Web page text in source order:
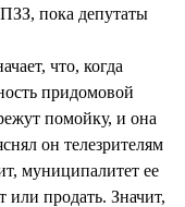
пока депутаты
что, когда
придомовой
помойку, и она
он телезрителям
муниципалитет ее
или продать. Значит,